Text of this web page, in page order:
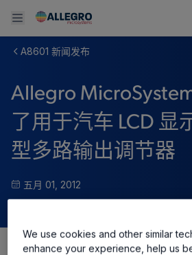
Back To Main Menu
产品
感应
Back To Main Menu
应用
汽车
Technologies
Back To Main Menu
技术支持
设计和开发
质量标准和环境认证
软件门户
Back To Main Menu
技术资源
Resource Center
Back To Main Menu
关于 ALLEGRO
我们的公司
Growth and Inclusion
A8601 新闻发布
Allegro
了用于汽车 LCD 显
型多路输出调节器
五月 01, 2012
We use cookies and other similar
enhance your experience, help us